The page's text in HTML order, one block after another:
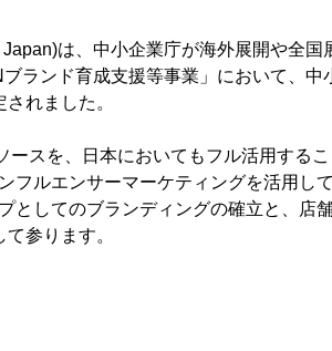
は、中小企業庁が海外展開や全国
ランド育成支援等事業」において、中
れました。
スを、日本においてもフル活用する
ルエンサーマーケティングを活用し
としてのブランディングの確立と、店
参ります。